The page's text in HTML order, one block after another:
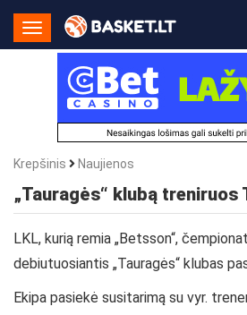
Toggle
Navigation
Krepšinis Naujienos
„Tauragės“ klubą treniruos
LKL, kurią remia „Betsson“,
debiutuosiantis „Tauragės“ klubas
Ekipa pasiekė susitarimą su vyr.